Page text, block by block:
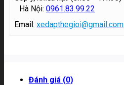
Hà Nội: 0961.83.99.22
Email: xedapthegioi@gmail.com
Đánh giá (0)